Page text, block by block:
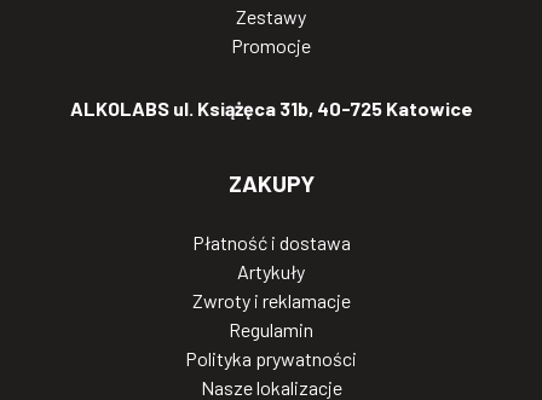
Zestawy
Promocje
ALKOLABS ul. Książęca 31b, 40-725 Katowice
ZAKUPY
Płatność i dostawa
Artykuły
Zwroty i reklamacje
Regulamin
Polityka prywatności
Nasze lokalizacje